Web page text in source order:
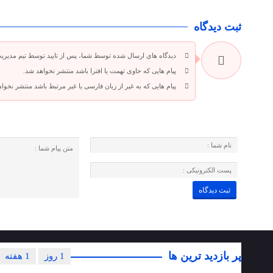
ثبت دیدگاه
دیدگاه های ارسال شده توسط شما، پس از تایید توسط تیم
پیام هایی که حاوی تهمت یا افترا باشد منتشر نخواهد شد.
پیام هایی که به غیر از زبان فارسی یا غیر مرتبط باشد منتشر
پر بازدید ترین ها 1 هفته 1 روز